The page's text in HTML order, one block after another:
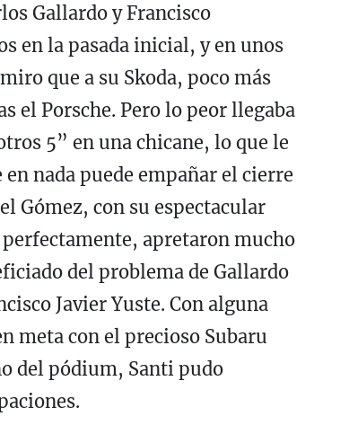
Gallardo y Francisco
en la pasada inicial, y en unos
que a su Skoda, poco más
el Porsche. Pero lo peor llegaba
5” en una chicane, lo que le
nada puede empañar el cierre
Gómez, con su espectacular
apretaron mucho
del problema de Gallardo
Javier Yuste. Con alguna
meta con el precioso Subaru
del pódium, Santi pudo